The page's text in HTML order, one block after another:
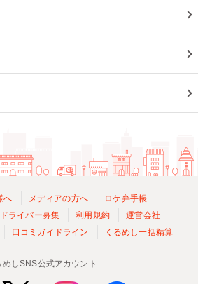
へ メディアの方へ
ロケ弁手帳
ライバー募集
利用規約
運営会社
口コミガイドライン くるめし一括精算
めしSNS公式アカウント